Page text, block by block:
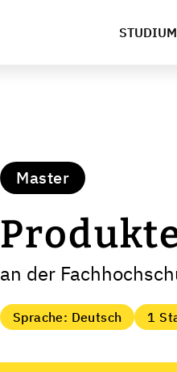
Master
an der
Sprache: Deutsch 1